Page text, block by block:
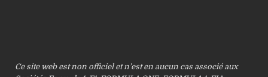
Ce site web est non officiel et n’est en aucun cas associé aux